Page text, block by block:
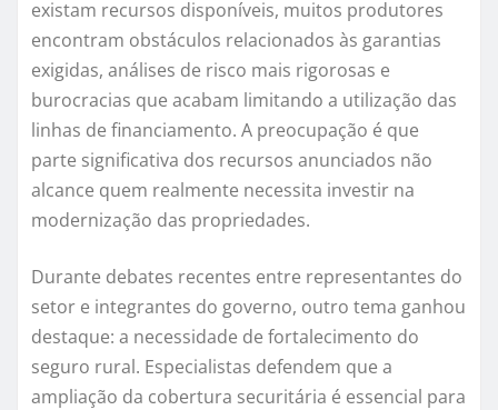
existam recursos disponíveis, muitos produtores
encontram obstáculos relacionados às garantias
exigidas, análises de risco mais rigorosas e
burocracias que acabam limitando a utilização das
linhas de financiamento. A preocupação é que
parte significativa dos recursos anunciados não
alcance quem realmente necessita investir na
modernização das propriedades.
Durante debates recentes entre representantes do
setor e integrantes do governo, outro tema ganhou
destaque: a necessidade de fortalecimento do
seguro rural. Especialistas defendem que a
ampliação da cobertura securitária é essencial para